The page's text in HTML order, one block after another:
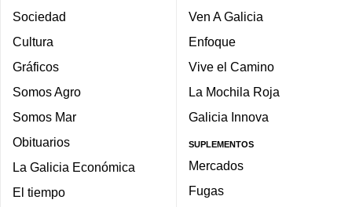
Sociedad
Cultura
Gráficos
Somos Agro
Somos Mar
Obituarios
La Galicia Económica
El tiempo
Ven A Galicia
Enfoque
Vive el Camino
La Mochila Roja
Galicia Innova
SUPLEMENTOS
Mercados
Fugas